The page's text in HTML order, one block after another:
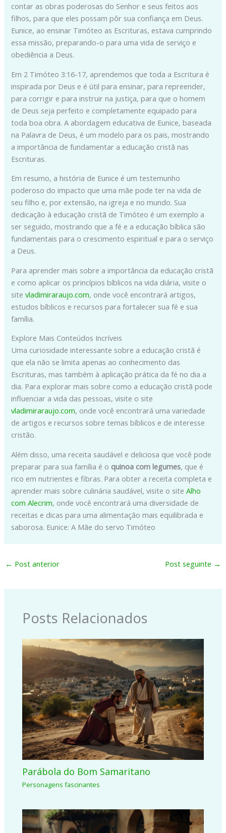
contar as obras poderosas do Senhor e seus feitos aos
filhos, para que eles possam pôr sua confiança em Deus.
Eunice, ao ensinar Timóteo as Escrituras, estava cumprindo
essa missão, preparando-o para uma vida de serviço e
obediência a Deus.
Em 2 Timóteo 3:16-17, aprendemos que toda a Escritura é
inspirada por Deus e é útil para ensinar, para repreender,
para corrigir e para instruir na justiça, para que o homem
de Deus seja perfeito e completamente equipado para
toda boa obra. A abordagem educativa de Eunice, baseada
na Palavra de Deus, é um modelo para os pais, mostrando
a importância de fundamentar a educação cristã nas
Escrituras.
Em resumo, a história de Eunice é um testemunho
poderoso do impacto que uma mãe pode ter na vida de
seu filho e, por extensão, na igreja e no mundo. Sua
dedicação à educação cristã de Timóteo é um exemplo a
ser seguido, mostrando que a fé e a educação bíblica são
fundamentais para o crescimento espiritual e para o serviço
a Deus.
Para aprender mais sobre a importância da educação cristã
e como aplicar os princípios bíblicos na vida diária, visite o
sitevladimiraraujo.com, onde você encontrará artigos,
estudos bíblicos e recursos para fortalecer sua fé e sua
família.
Explore Mais Conteúdos Incríveis
Uma curiosidade interessante sobre a educação cristã é
que ela não se limita apenas ao conhecimento das
Escrituras, mas também à aplicação prática da fé no dia a
dia. Para explorar mais sobre como a educação cristã pode
influenciar a vida das pessoas, visite o site
vladimiraraujo.com, onde você encontrará uma variedade
de artigos e recursos sobre temas bíblicos e de interesse
cristão.
Além disso, uma receita saudável e deliciosa que você pode
preparar para sua família é o quinoa com legumes, que é
rico em nutrientes e fibras. Para obter a receita completa e
aprender mais sobre culinária saudável, visite o siteAlho
com Alecrim, onde você encontrará uma diversidade de
receitas e dicas para uma alimentação mais equilibrada e
saborosa. Eunice: A Mãe do servo Timóteo
← Post anterior Post seguinte →
Posts Relacionados
Parábola do Bom Samaritano
Personagens fascinantes